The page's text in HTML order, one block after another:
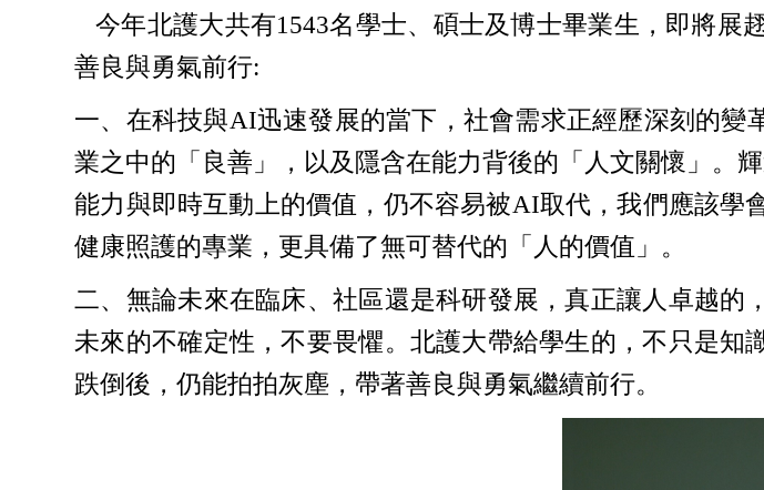
今年北護大共有1543名學士、碩士及博士畢業生，即將展
善良與勇氣前行:
一、在科技與AI迅速發展的當下，社會需求正經歷深刻的
業之中的「良善」，以及隱含在能力背後的「人文關懷」。
能力與即時互動上的價值，仍不容易被AI取代，我們應該
健康照護的專業，更具備了無可替代的「人的價值」。
二、無論未來在臨床、社區還是科研發展，真正讓人卓越
未來的不確定性，不要畏懼。北護大帶給學生的，不只是
跌倒後，仍能拍拍灰塵，帶著善良與勇氣繼續前行。